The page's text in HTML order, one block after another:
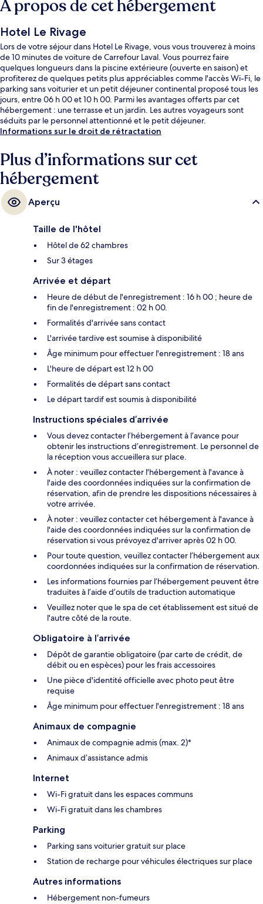
À propos de cet hébergement
Hotel Le Rivage
Lors de votre séjour dans Hotel Le Rivage, vous vous trouverez à moins
de 10 minutes de voiture de Carrefour Laval. Vous pourrez faire
quelques longueurs dans la piscine extérieure (ouverte en saison) et
profiterez de quelques petits plus appréciables comme l'accès Wi-Fi, le
parking sans voiturier et un petit déjeuner continental proposé tous les
jours, entre 06 h 00 et 10 h 00. Parmi les avantages offerts par cet
hébergement : une terrasse et un jardin. Les autres voyageurs sont
séduits par le personnel attentionné et le petit déjeuner.
Informations sur le droit de rétractation
Plus d’informations sur cet
hébergement
Aperçu
Taille de l'hôtel
Hôtel de 62 chambres
Sur 3 étages
Arrivée et départ
Heure de début de l'enregistrement : 16 h 00 ; heure de
fin de l'enregistrement : 02 h 00.
Formalités d'arrivée sans contact
L'arrivée tardive est soumise à disponibilité
Âge minimum pour effectuer l'enregistrement : 18 ans
L'heure de départ est 12 h 00
Formalités de départ sans contact
Le départ tardif est soumis à disponibilité
Instructions spéciales d’arrivée
Vous devez contacter l’hébergement à l’avance pour
obtenir les instructions d’enregistrement. Le personnel de
la réception vous accueillera sur place.
À noter : veuillez contacter l'hébergement à l'avance à
l'aide des coordonnées indiquées sur la confirmation de
réservation, afin de prendre les dispositions nécessaires à
votre arrivée.
À noter : veuillez contacter cet hébergement à l'avance à
l'aide des coordonnées indiquées sur la confirmation de
réservation si vous prévoyez d'arriver après 02 h 00.
Pour toute question, veuillez contacter l’hébergement aux
coordonnées indiquées sur la confirmation de réservation.
Les informations fournies par l’hébergement peuvent être
traduites à l’aide d’outils de traduction automatique
Veuillez noter que le spa de cet établissement est situé de
l'autre côté de la route.
Obligatoire à l’arrivée
Dépôt de garantie obligatoire (par carte de crédit, de
débit ou en espèces) pour les frais accessoires
Une pièce d'identité officielle avec photo peut être
requise
Âge minimum pour effectuer l'enregistrement : 18 ans
Animaux de compagnie
Animaux de compagnie admis (max. 2)*
Animaux d’assistance admis
Internet
Wi-Fi gratuit dans les espaces communs
Wi-Fi gratuit dans les chambres
Parking
Parking sans voiturier gratuit sur place
Station de recharge pour véhicules électriques sur place
Autres informations
Hébergement non-fumeurs